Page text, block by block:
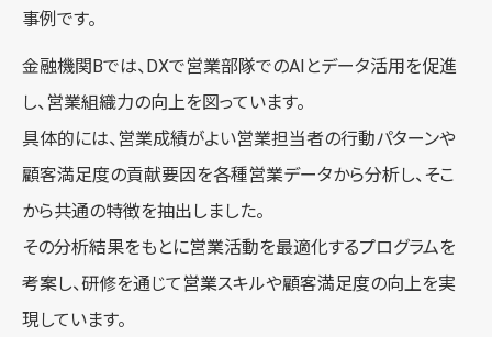
事例です。
金融機関Bでは、DXで営業部隊でのAIとデータ活用を促進
し、営業組織力の向上を図っています。
具体的には、営業成績がよい営業担当者の行動パターンや
顧客満足度の貢献要因を各種営業データから分析し、そこ
から共通の特徴を抽出しました。
その分析結果をもとに営業活動を最適化するプログラムを
考案し、研修を通じて営業スキルや顧客満足度の向上を実
現しています。